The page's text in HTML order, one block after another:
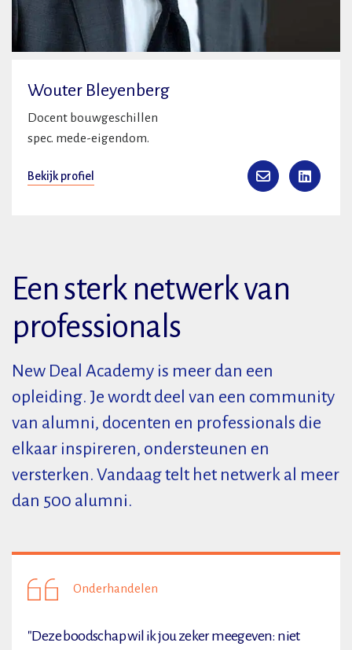
Wouter Bleyenberg
Docent bouwgeschillen
spec. mede-eigendom.
Bekijk profiel
Een sterk netwerk van
professionals
New Deal Academy is meer dan een
opleiding. Je wordt deel van een community
van alumni, docenten en professionals die
elkaar inspireren, ondersteunen en
versterken. Vandaag telt het netwerk al meer
dan 500 alumni.
Onderhandelen
"Deze boodschap wil ik jou zeker meegeven: niet